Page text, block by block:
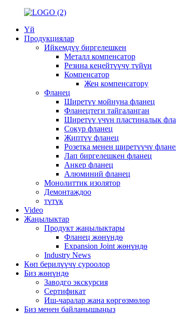
Үй
Продукциялар
Ийкемдүү биргелешкен
Металл компенсатор
Резина кеңейтүүчү түйүн
Компенсатор
Жең компенсатору
Фланец
Ширетүү мойнуна фланец
Фланецтеги тайгаланган
Ширетүү үчүн пластиналык
Сокур фланец
Жиптүү фланец
Розетка менен ширетүүчү
Лап биргелешкен фланец
Анкер фланец
Алюминий фланец
Монолиттик изолятор
Демонтаждоо
түтүк
Video
Жаңылыктар
Продукт жаңылыктары
Фланец жөнүндө
Expansion Joint жөнүндө
Industry News
Көп берилүүчү суроолор
Биз жөнүндө
Заводго экскурсия
Сертификат
Иш-чаралар жана көргөзмөлөр
Биз менен байланышыңыз